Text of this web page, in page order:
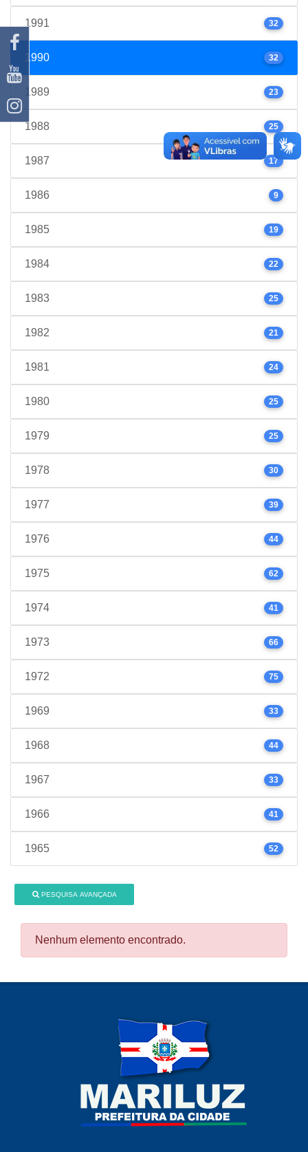
1991 32
1990 32
1989 23
1988 25
1987 17
1986 9
1985 19
1984 22
1983 25
1982 21
1981 24
1980 25
1979 25
1978 30
1977 39
1976 44
1975 62
1974 41
1973 66
1972 75
1969 33
1968 44
1967 33
1966 41
1965 52
PESQUISA AVANÇADA
Nenhum elemento encontrado.